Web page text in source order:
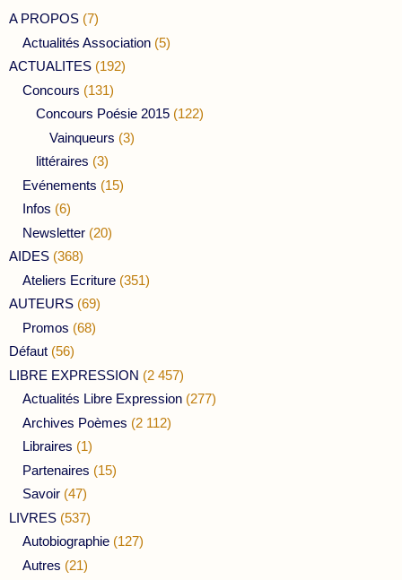
A PROPOS (7)
Actualités Association (5)
ACTUALITES (192)
Concours (131)
Concours Poésie 2015 (122)
Vainqueurs (3)
littéraires (3)
Evénements (15)
Infos (6)
Newsletter (20)
AIDES (368)
Ateliers Ecriture (351)
AUTEURS (69)
Promos (68)
Défaut (56)
LIBRE EXPRESSION (2 457)
Actualités Libre Expression (277)
Archives Poèmes (2 112)
Libraires (1)
Partenaires (15)
Savoir (47)
LIVRES (537)
Autobiographie (127)
Autres (21)